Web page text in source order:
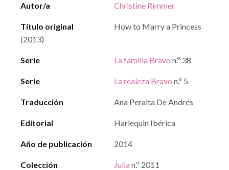
Autor/a Christine Rimmer
Título original
How to Marry a Princess
(2013)
Serie La familia Bravo n.º 38
Serie La realeza Bravo n.º 5
Traducción Ana Peralta De Andrés
Editorial Harlequin Ibérica
Año de publicación 2014
Colección Julia n.º 2011